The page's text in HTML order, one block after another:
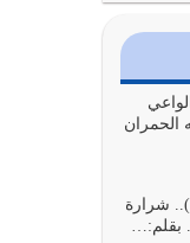
أنها
جميعاً
الحمران
شرارة
بقلم:…